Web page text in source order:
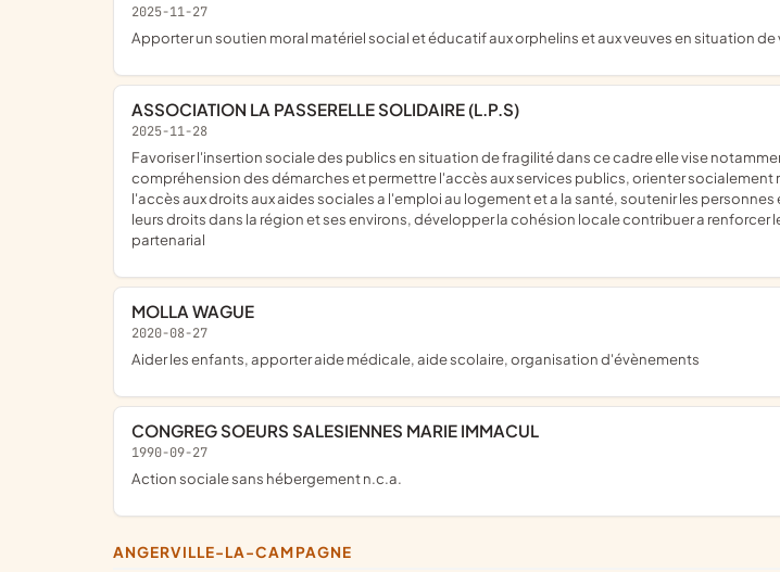
2025-11-27
apporter un soutien moral matériel social et éducatif aux orphelins et aux veuves en situation
ASSOCIATION LA PASSERELLE SOLIDAIRE (L.P.S)
2025-11-28
favoriser l'insertion sociale des publics en situation de fragilité dans ce cadre elle vise notamment à accompagner administrativement aider a rédiger des courriers faciliter la
compréhension des démarches et permettre l'accès aux services publics, orienter
l'accès aux droits aux aides sociales a l'emploi au logement et a la santé, soutenir les
leurs droits dans la région et ses environs, développer la cohésion locale contribuer a renforcer
partenarial
MOLLA WAGUE
2020-08-27
aider les enfants, apporter aide médicale, aide scolaire, organisation d'évènements
CONGREG SOEURS SALESIENNES MARIE IMMACUL
1990-09-27
Action sociale sans hébergement n.c.a.
ANGERVILLE-LA-CAMPAGNE